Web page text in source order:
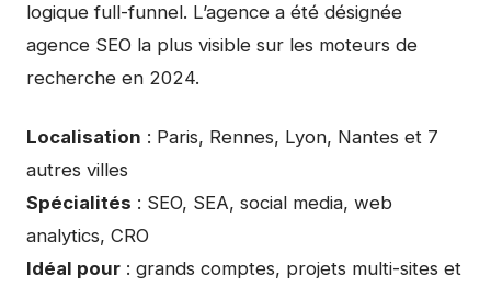
logique full-funnel. L’agence a été désignée
agence SEO la plus visible sur les moteurs de
recherche en 2024.
Localisation : Paris, Rennes, Lyon, Nantes et 7
autres villes
Spécialités : SEO, SEA, social media, web
analytics, CRO
Idéal pour : grands comptes, projets multi-sites et